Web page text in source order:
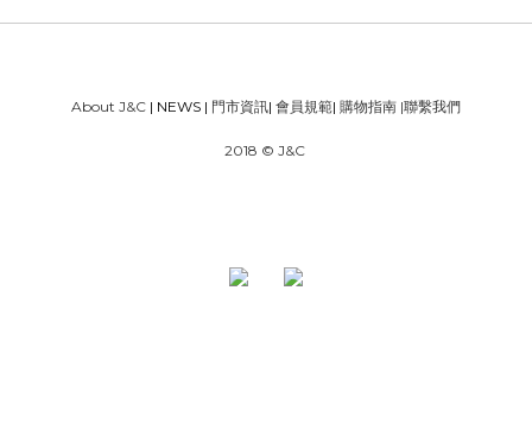
About J&C | NEWS | 門市資訊| 會員規範| 購物指南 |聯繫我們
2018 © J&C